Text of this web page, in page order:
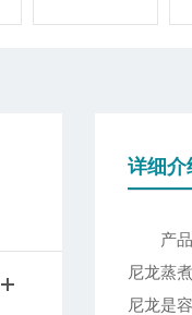
详细介
产品
尼龙蒸
尼龙是